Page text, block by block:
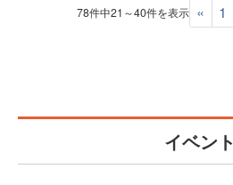
78件中21～40件を表示 « 1
イベント